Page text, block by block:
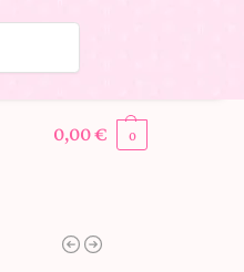
0,00€ 0